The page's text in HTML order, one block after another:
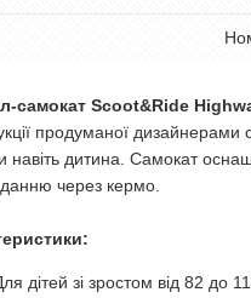
самокат Scoot&Ride
продуманої
навіть дитина. Самокат
через кермо.
дітей зі зростом від 82 до